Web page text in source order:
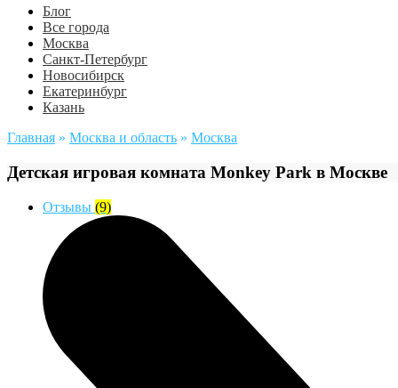
Блог
Все города
Москва
Санкт-Петербург
Новосибирск
Екатеринбург
Казань
Главная » Москва и область » Москва
Детская игровая комната Monkey Park в Москве
Отзывы (9)